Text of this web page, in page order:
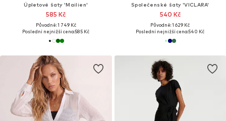
Úpletové šaty 'Mailien'
585 Kč
Původně: 1 749 Kč
Poslední nejnižší cena:585 Kč
Společenské šaty 'VICLARA'
540 Kč
Původně: 1 629 Kč
Poslední nejnižší cena:540 Kč